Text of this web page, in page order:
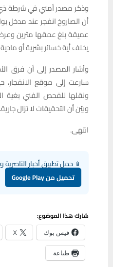
وذكر مصدر أمني في شرطة ذي
أن الصاروخ انفجر عند مدخل
عميقة بلغ عمقها مترين
يخلف أية خسائر بشرية أو
وأشار المصدر إلى أن فرق
سارعت إلى موقع
ونقلها للفحص الفني بغية
وبيّن أن التحقيقات لا تزال جارية.
انتهى.
📱 حمل تطبيق أخبار
تحميل من Google Play
شارك هذا الموضوع:
فيس بوك X
طباعة